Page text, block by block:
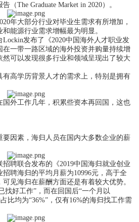
（The Graduate Market in 2020）。
年大部分行业对毕业生需求有所增加，
能源行业需求增幅最为明显。
发布了《2020中国海外人才职业发
在一带一路区域的海外投资并购量持续增
可以发现很多行业和领域呈现出了较大
高学历背景人才的需求上，特别是拥有
国外工作几年，积累些资本再回国，这也
因素，海归人员在国内大多数企业的薪
招聘联合发布的《2019中国海归就业创业
聘海归的平均月薪为10996元，高于全
可见海归在薪酬方面还是有着较大优势。
找好工作”，而在回国后“一个月以
比均为“36%”，仅有16%的海归找工作需